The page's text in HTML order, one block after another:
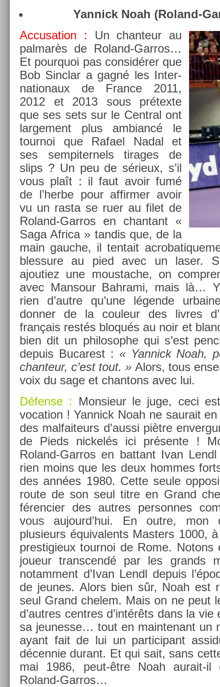
Yan­nick Noah (Roland-
Ac­cusa­tion : Un chan­teur au
pal­marès de Roland-Garros…
Et pour­quoi pas con­sidér­er que
Bob Sinclar a gagné les In­ter­
nationaux de Fran­ce 2011,
2012 et 2013 sous prétexte
que ses sets sur le Centr­al ont
lar­ge­ment plus am­biancé le
tour­noi que Rafael Nadal et
ses sem­piter­nels tirages de
slips ? Un peu de sérieux, s’il
vous plaît : il faut avoir fumé
de l’herbe pour af­firm­er avoir
vu un rasta se ruer au filet de
Roland-Garros en chan­tant «
Saga Af­rica » tan­dis que, de la
main gauc­he, il ten­tait
bles­sure au pied avec un laser.
ajoutiez une mous­tache, on
avec Man­sour Bah­rami, mais là…
rien d’autre qu’une légende
donn­er de la co­uleur des li­vres
français restés bloqués au noir et
bien dit un philosop­he qui s’est
de­puis Bucarest : « Yan­nick Noah,
chan­teur, c’est tout. » Alors, tous
voix du sage et chan­tons avec lui.
Défense : Mon­sieur le juge, ceci
voca­tion ! Yan­nick Noah ne saurait
des mal­faiteurs d’aussi piètre
de Pieds nic­kelés ici présente !
Roland-Garros en bat­tant Ivan
rien moins que les deux hom­mes
des années 1980. Cette seule
route de son seul titre en Grand
féren­ci­er des aut­res per­son­nes
vous aujourd’hui. En outre, mon
plusieurs équivalents Mast­ers 1000,
pre­stigieux tour­noi de Rome.
joueur trans­cendé par les grands
notam­ment d’Ivan Lendl de­puis
de jeunes. Alors bien sûr, Noah est
seul Grand chelem. Mais on ne peut
d’aut­res centres d’intérêts dans la vie
sa jeunes­se… tout en main­tenant un
ayant fait de lui un par­ticipant
décen­nie durant. Et qui sait, sans
mai 1986, peut-être Noah aurait-
Roland-Garros…